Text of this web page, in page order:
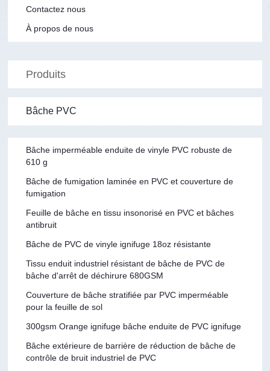
Contactez nous
À propos de nous
Produits
Bâche PVC
Bâche imperméable enduite de vinyle PVC robuste de
610 g
Bâche de fumigation laminée en PVC et couverture de
fumigation
Feuille de bâche en tissu insonorisé en PVC et bâches
antibruit
Bâche de PVC de vinyle ignifuge 18oz résistante
Tissu enduit industriel résistant de bâche de PVC de
bâche d'arrêt de déchirure 680GSM
Couverture de bâche stratifiée par PVC imperméable
pour la feuille de sol
300gsm Orange ignifuge bâche enduite de PVC ignifuge
Bâche extérieure de barrière de réduction de bâche de
contrôle de bruit industriel de PVC